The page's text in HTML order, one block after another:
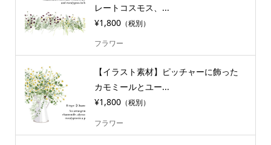
レートコスモス、...
¥1,800（税別）
フラワー
【イラスト素材】ピッチャーに飾った
カモミールとユー...
¥1,800（税別）
フラワー